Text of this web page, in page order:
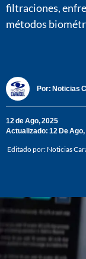
filtraciones,
métodos
Por: Noticias
12 de Ago, 2025
Actualizado: 12 De Ago,
Editado por: Noticias